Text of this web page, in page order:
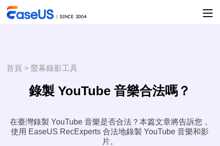
首頁 >螢幕錄影工具
錄製 YouTube 音樂合法嗎？
在臺灣錄製 YouTube 音樂是否合法？本篇文章將告訴您，
使用 EaseUS RecExperts 合法地錄製 YouTube 音樂和影
片。
